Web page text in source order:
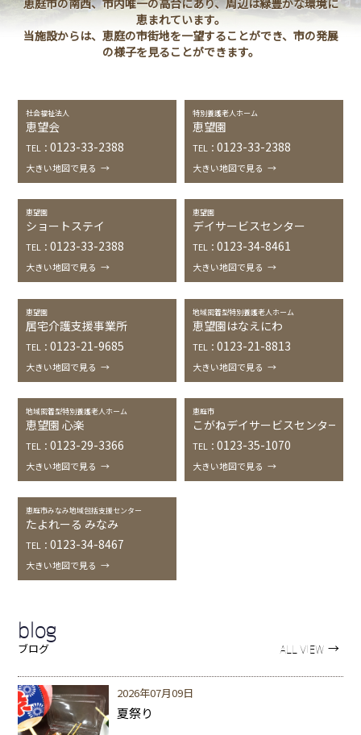
- 恵庭市みなみ地域包括支援センター たよれ
お問い合わせ
Close
恵庭市の南西、市内唯一の高台にあり、周辺は緑豊かな環境に
恵まれています。
当施設からは、恵庭の市街地を一望することができ、市の発展
の様子を見ることができます。
社会福祉法人
恵望会
TEL：0123-33-2388
大きい地図で見る →
特別養護老人ホーム
恵望園
TEL：0123-33-2388
大きい地図で見る →
恵望園
ショートステイ
TEL：0123-33-2388
大きい地図で見る →
恵望園
デイサービスセンター
TEL：0123-34-8461
大きい地図で見る →
恵望園
居宅介護支援事業所
TEL：0123-21-9685
大きい地図で見る →
地域密着型特別養護老人ホーム
恵望園はなえにわ
TEL：0123-21-8813
大きい地図で見る →
地域密着型特別養護老人ホーム
恵望園 心楽
TEL：0123-29-3366
大きい地図で見る →
恵庭市
こがねデイサービスセンター
TEL：0123-35-1070
大きい地図で見る →
恵庭市みなみ地域包括支援センター
たよれーる みなみ
TEL：0123-34-8467
大きい地図で見る →
blog
ブログ ALL VIEW →
2026年07月09日
夏祭り